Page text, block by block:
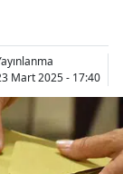
Mart 2025 - 17:40